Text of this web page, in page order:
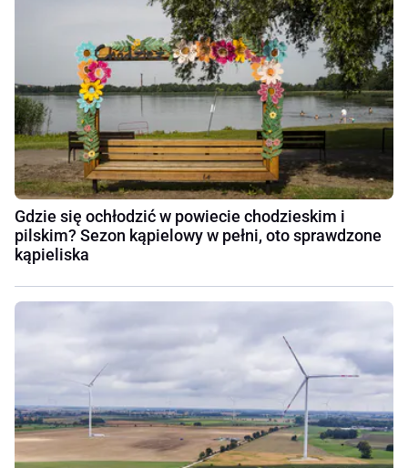
Gdzie się ochłodzić w powiecie chodzieskim i
pilskim? Sezon kąpielowy w pełni, oto sprawdzone
kąpieliska